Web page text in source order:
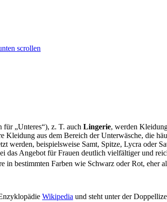
scrollen
für „Unteres“), z. T. auch Lingerie, werden
Kleidung aus dem Bereich der Unterwäsche, die
werden, beispielsweise Samt, Spitze, Lycra oder
Angebot für Frauen deutlich vielfältiger und
in bestimmten Farben wie Schwarz oder Rot, eher
Wikipedia und steht unter der